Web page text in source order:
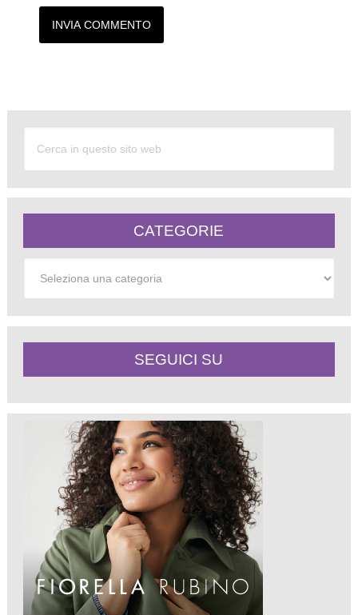
CATEGORIE
SEGUICI SU